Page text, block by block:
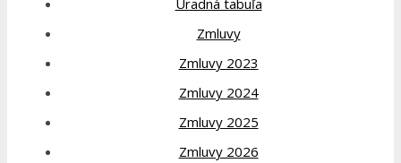
Zmluvy
Zmluvy 2023
Zmluvy 2024
Zmluvy 2025
Zmluvy 2026